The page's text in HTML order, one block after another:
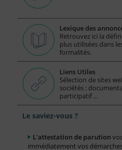
Lexique des
Retrouvez ici la
plus utilisées dans
formalités.
Liens Utiles
Sélection de sites
sociétés :
participatif ...
Le saviez-vous ?
L'attestation de parution
immédiatement vos